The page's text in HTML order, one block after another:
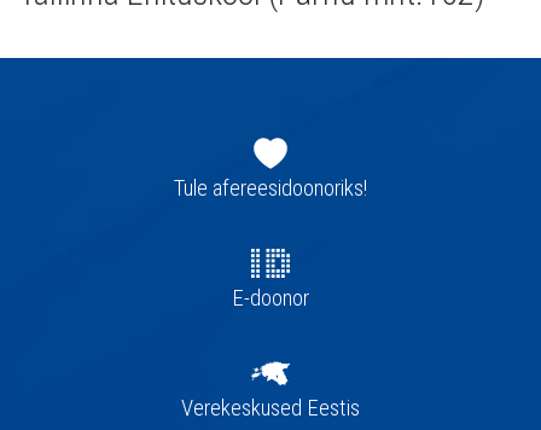
navigatsioonTule afereesidoonoriks!
E-doonor
Verekeskused Eestis